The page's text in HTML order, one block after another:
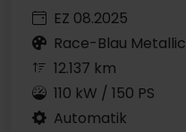
EZ 08.2025
Race-Blau Metallic
12.137 km
110 kW / 150 PS
Automatik